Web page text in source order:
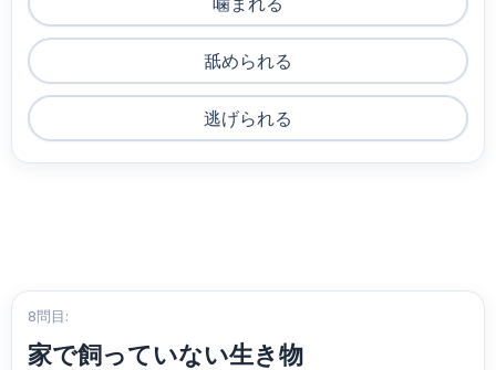
舐められる
逃げられる
8問目:
家で飼っていない生き物